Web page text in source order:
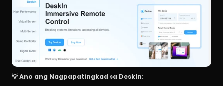
💡 Ano ang Nagpapatingkad sa DeskIn: